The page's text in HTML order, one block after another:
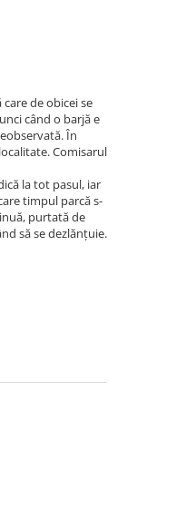
de obicei se
când o barjă e
În
Comisarul
la tot pasul, iar
timpul parcă s-
purtată de
să se dezlănțuie.